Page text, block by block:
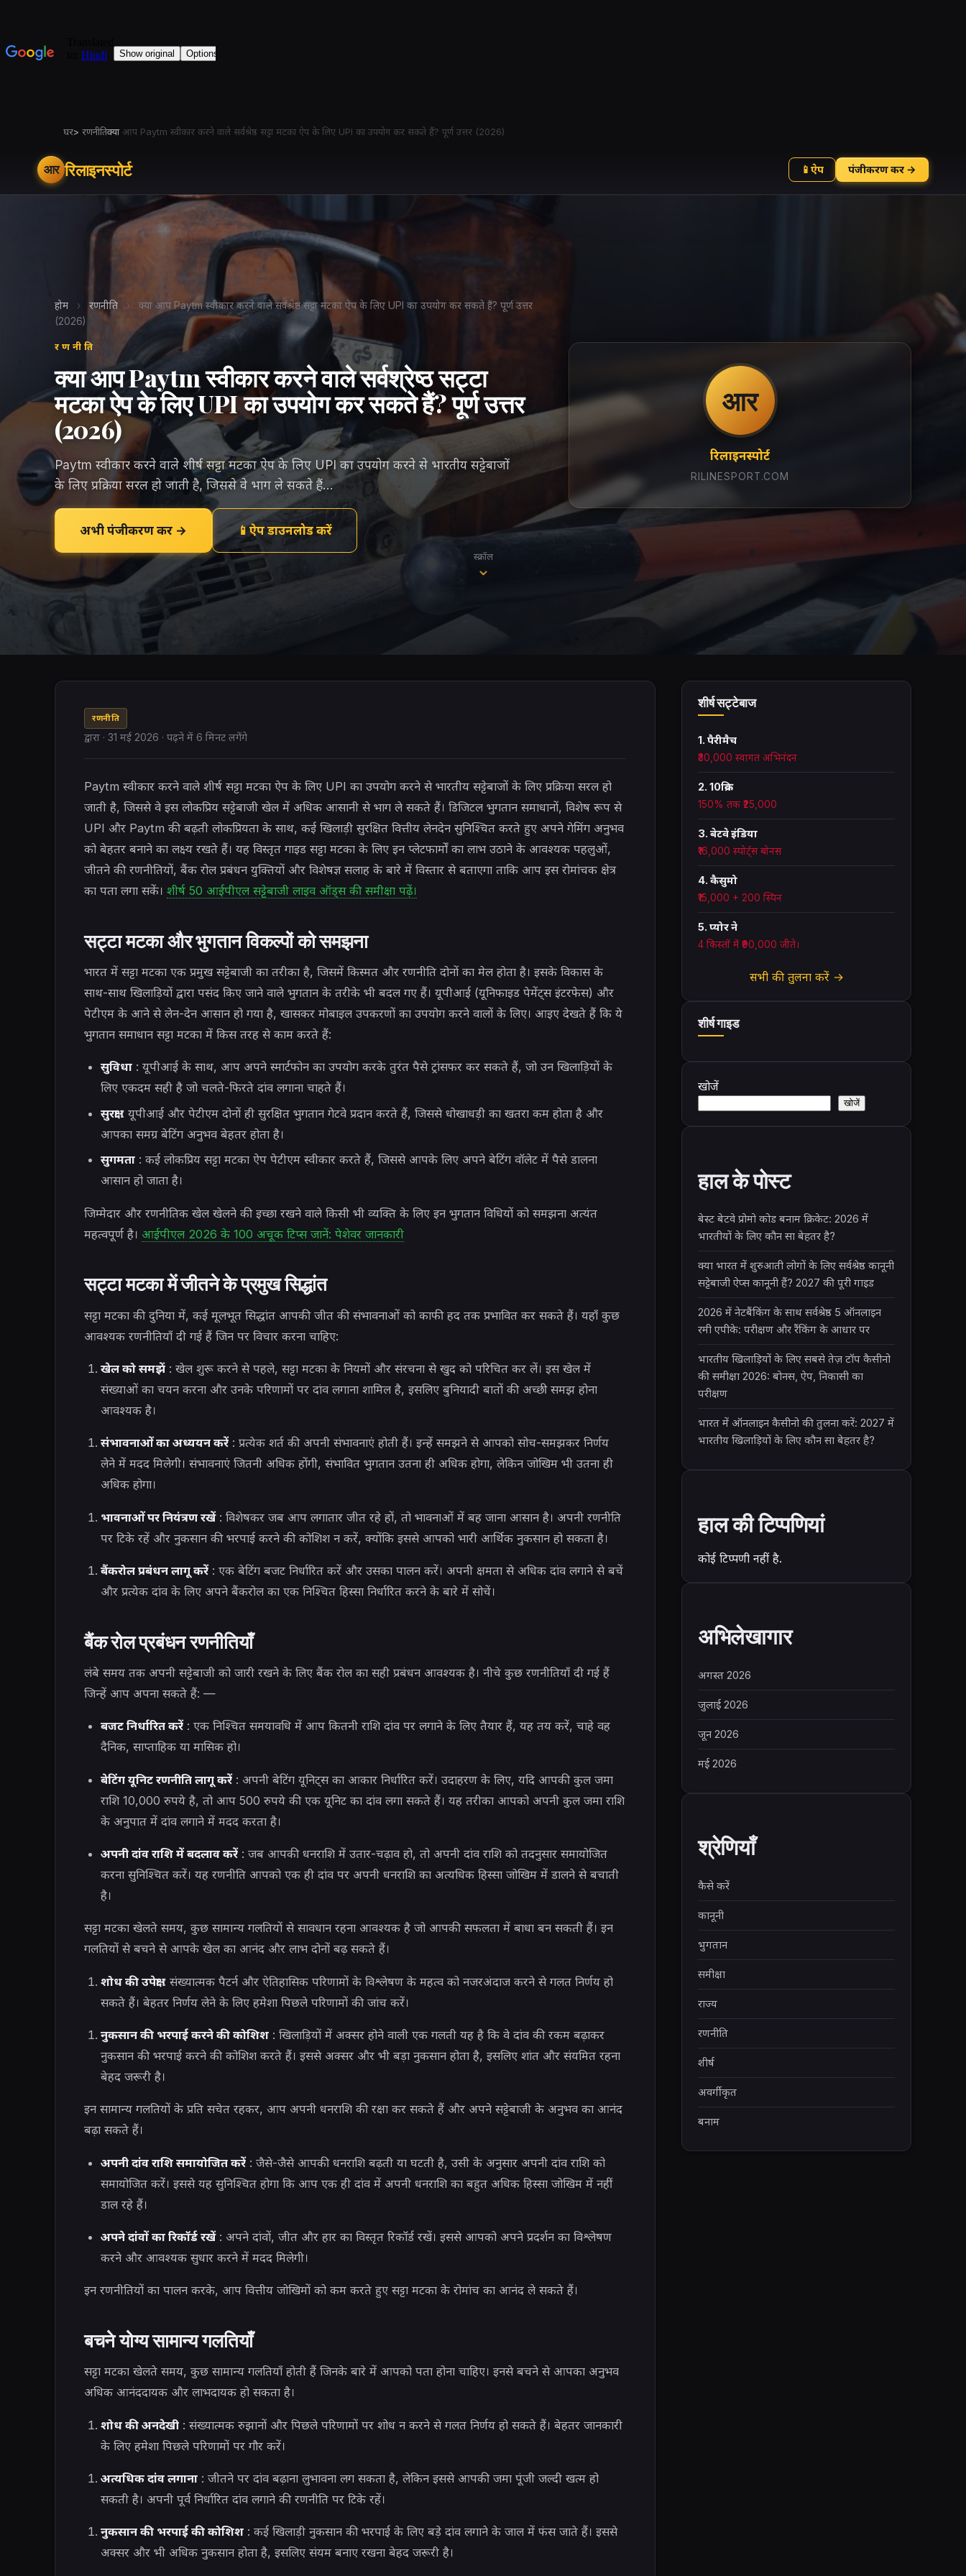
घर> रणनीतिक्या आप Paytm स्वीकार करने वाले सर्वश्रेष्ठ सट्टा मटका ऐप के लिए UPI का उपयोग कर सकते हैं? पूर्ण उत्तर (2026)
आर रिलाइनस्पोर्ट 📱 ऐप पंजीकरण करें →
होम › रणनीति ›
क्या आप Paytm स्वीकार करने वाले सर्वश्रेष्ठ सट्टा मटका ऐप के लिए UPI का उपयोग कर सकते हैं? पूर्ण उत्तर
(2026)
रणनीति
क्या आप Paytm स्वीकार करने वाले सर्वश्रेष्ठ सट्टा
मटका ऐप के लिए UPI का उपयोग कर सकते हैं? पूर्ण उत्तर
(2026)
Paytm स्वीकार करने वाले शीर्ष सट्टा मटका ऐप के लिए UPI का उपयोग करने से भारतीय सट्टेबाजों
के लिए प्रक्रिया सरल हो जाती है, जिससे वे भाग ले सकते हैं…
अभी पंजीकरण करें → 📱ऐप डाउनलोड करें
आर
रिलाइनस्पोर्ट
RILINESPORT.COM
स्क्रॉल
रणनीति
द्वारा · 31 मई 2026 · पढ़ने में 6 मिनट लगेंगे
Paytm स्वीकार करने वाले शीर्ष सट्टा मटका ऐप के लिए UPI का उपयोग करने से भारतीय सट्टेबाजों के लिए प्रक्रिया सरल हो
जाती है, जिससे वे इस लोकप्रिय सट्टेबाजी खेल में अधिक आसानी से भाग ले सकते हैं। डिजिटल भुगतान समाधानों, विशेष रूप से
UPI और Paytm की बढ़ती लोकप्रियता के साथ, कई खिलाड़ी सुरक्षित वित्तीय लेनदेन सुनिश्चित करते हुए अपने गेमिंग अनुभव
को बेहतर बनाने का लक्ष्य रखते हैं। यह विस्तृत गाइड सट्टा मटका के लिए इन प्लेटफार्मों का लाभ उठाने के आवश्यक पहलुओं,
जीतने की रणनीतियों, बैंक रोल प्रबंधन युक्तियों और विशेषज्ञ सलाह के बारे में विस्तार से बताएगा ताकि आप इस रोमांचक क्षेत्र
का पता लगा सकें। शीर्ष 50 आईपीएल सट्टेबाजी लाइव ऑड्स की समीक्षा पढ़ें।
सट्टा मटका और भुगतान विकल्पों को समझना
भारत में सट्टा मटका एक प्रमुख सट्टेबाजी का तरीका है, जिसमें किस्मत और रणनीति दोनों का मेल होता है। इसके विकास के
साथ-साथ खिलाड़ियों द्वारा पसंद किए जाने वाले भुगतान के तरीके भी बदल गए हैं। यूपीआई (यूनिफाइड पेमेंट्स इंटरफेस) और
पेटीएम के आने से लेन-देन आसान हो गया है, खासकर मोबाइल उपकरणों का उपयोग करने वालों के लिए। आइए देखते हैं कि ये
भुगतान समाधान सट्टा मटका में किस तरह से काम करते हैं:
सुविधा: यूपीआई के साथ, आप अपने स्मार्टफोन का उपयोग करके तुरंत पैसे ट्रांसफर कर सकते हैं, जो उन खिलाड़ियों के
लिए एकदम सही है जो चलते-फिरते दांव लगाना चाहते हैं।
सुरक्षा: यूपीआई और पेटीएम दोनों ही सुरक्षित भुगतान गेटवे प्रदान करते हैं, जिससे धोखाधड़ी का खतरा कम होता है और
आपका समग्र बेटिंग अनुभव बेहतर होता है।
सुगमता: कई लोकप्रिय सट्टा मटका ऐप पेटीएम स्वीकार करते हैं, जिससे आपके लिए अपने बेटिंग वॉलेट में पैसे डालना
आसान हो जाता है।
जिम्मेदार और रणनीतिक खेल खेलने की इच्छा रखने वाले किसी भी व्यक्ति के लिए इन भुगतान विधियों को समझना अत्यंत
महत्वपूर्ण है। आईपीएल 2026 के 100 अचूक टिप्स जानें: पेशेवर जानकारी
सट्टा मटका में जीतने के प्रमुख सिद्धांत
सट्टा मटका की दुनिया में, कई मूलभूत सिद्धांत आपकी जीत की संभावनाओं को काफी हद तक प्रभावित कर सकते हैं। यहाँ कुछ
आवश्यक रणनीतियाँ दी गई हैं जिन पर विचार करना चाहिए:
खेल को समझें: खेल शुरू करने से पहले, सट्टा मटका के नियमों और संरचना से खुद को परिचित कर लें। इस खेल में
संख्याओं का चयन करना और उनके परिणामों पर दांव लगाना शामिल है, इसलिए बुनियादी बातों की अच्छी समझ होना
आवश्यक है।
संभावनाओं का अध्ययन करें: प्रत्येक शर्त की अपनी संभावनाएं होती हैं। इन्हें समझने से आपको सोच-समझकर निर्णय
लेने में मदद मिलेगी। संभावनाएं जितनी अधिक होंगी, संभावित भुगतान उतना ही अधिक होगा, लेकिन जोखिम भी उतना ही
अधिक होगा।
भावनाओं पर नियंत्रण रखें: विशेषकर जब आप लगातार जीत रहे हों, तो भावनाओं में बह जाना आसान है। अपनी रणनीति
पर टिके रहें और नुकसान की भरपाई करने की कोशिश न करें, क्योंकि इससे आपको भारी आर्थिक नुकसान हो सकता है।
बैंकरोल प्रबंधन लागू करें: एक बेटिंग बजट निर्धारित करें और उसका पालन करें। अपनी क्षमता से अधिक दांव लगाने से बचें
और प्रत्येक दांव के लिए अपने बैंकरोल का एक निश्चित हिस्सा निर्धारित करने के बारे में सोचें।
बैंक रोल प्रबंधन रणनीतियाँ
लंबे समय तक अपनी सट्टेबाजी को जारी रखने के लिए बैंक रोल का सही प्रबंधन आवश्यक है। नीचे कुछ रणनीतियाँ दी गई हैं
जिन्हें आप अपना सकते हैं: —
बजट निर्धारित करें: एक निश्चित समयावधि में आप कितनी राशि दांव पर लगाने के लिए तैयार हैं, यह तय करें, चाहे वह
दैनिक, साप्ताहिक या मासिक हो।
बेटिंग यूनिट रणनीति लागू करें: अपनी बेटिंग यूनिट्स का आकार निर्धारित करें। उदाहरण के लिए, यदि आपकी कुल जमा
राशि 10,000 रुपये है, तो आप 500 रुपये की एक यूनिट का दांव लगा सकते हैं। यह तरीका आपको अपनी कुल जमा राशि
के अनुपात में दांव लगाने में मदद करता है।
अपनी दांव राशि में बदलाव करें: जब आपकी धनराशि में उतार-चढ़ाव हो, तो अपनी दांव राशि को तदनुसार समायोजित
करना सुनिश्चित करें। यह रणनीति आपको एक ही दांव पर अपनी धनराशि का अत्यधिक हिस्सा जोखिम में डालने से बचाती
है।
सट्टा मटका खेलते समय, कुछ सामान्य गलतियों से सावधान रहना आवश्यक है जो आपकी सफलता में बाधा बन सकती हैं। इन
गलतियों से बचने से आपके खेल का आनंद और लाभ दोनों बढ़ सकते हैं।
शोध की उपेक्षा: संख्यात्मक पैटर्न और ऐतिहासिक परिणामों के विश्लेषण के महत्व को नजरअंदाज करने से गलत निर्णय हो
सकते हैं। बेहतर निर्णय लेने के लिए हमेशा पिछले परिणामों की जांच करें।
नुकसान की भरपाई करने की कोशिश: खिलाड़ियों में अक्सर होने वाली एक गलती यह है कि वे दांव की रकम बढ़ाकर
नुकसान की भरपाई करने की कोशिश करते हैं। इससे अक्सर और भी बड़ा नुकसान होता है, इसलिए शांत और संयमित रहना
बेहद जरूरी है।
इन सामान्य गलतियों के प्रति सचेत रहकर, आप अपनी धनराशि की रक्षा कर सकते हैं और अपने सट्टेबाजी के अनुभव का आनंद
बढ़ा सकते हैं।
अपनी दांव राशि समायोजित करें: जैसे-जैसे आपकी धनराशि बढ़ती या घटती है, उसी के अनुसार अपनी दांव राशि को
समायोजित करें। इससे यह सुनिश्चित होगा कि आप एक ही दांव में अपनी धनराशि का बहुत अधिक हिस्सा जोखिम में नहीं
डाल रहे हैं।
अपने दांवों का रिकॉर्ड रखें: अपने दांवों, जीत और हार का विस्तृत रिकॉर्ड रखें। इससे आपको अपने प्रदर्शन का विश्लेषण
करने और आवश्यक सुधार करने में मदद मिलेगी।
इन रणनीतियों का पालन करके, आप वित्तीय जोखिमों को कम करते हुए सट्टा मटका के रोमांच का आनंद ले सकते हैं।
बचने योग्य सामान्य गलतियाँ
सट्टा मटका खेलते समय, कुछ सामान्य गलतियाँ होती हैं जिनके बारे में आपको पता होना चाहिए। इनसे बचने से आपका अनुभव
अधिक आनंददायक और लाभदायक हो सकता है।
शोध की अनदेखी: संख्यात्मक रुझानों और पिछले परिणामों पर शोध न करने से गलत निर्णय हो सकते हैं। बेहतर जानकारी
के लिए हमेशा पिछले परिणामों पर गौर करें।
अत्यधिक दांव लगाना: जीतने पर दांव बढ़ाना लुभावना लग सकता है, लेकिन इससे आपकी जमा पूंजी जल्दी खत्म हो
सकती है। अपनी पूर्व निर्धारित दांव लगाने की रणनीति पर टिके रहें।
नुकसान की भरपाई की कोशिश: कई खिलाड़ी नुकसान की भरपाई के लिए बड़े दांव लगाने के जाल में फंस जाते हैं। इससे
अक्सर और भी अधिक नुकसान होता है, इसलिए संयम बनाए रखना बेहद जरूरी है।
शीर्ष सट्टेबाज
1. पैरीमैच
₹30,000 स्वागत अभिनंदन
2. 10क्रिक
150% तक ₹25,000
3. बेटवे इंडिया
₹16,000 स्पोर्ट्स बोनस
4. कैसुमो
₹15,000 + 200 स्पिन
5. प्योर ने
4 किस्तों में ₹90,000 जीते।
सभी की तुलना करें →
शीर्ष गाइड
खोजें
खोजें
हाल के पोस्ट
बेस्ट बेटवे प्रोमो कोड बनाम क्रिकेट: 2026 में
भारतीयों के लिए कौन सा बेहतर है?
क्या भारत में शुरुआती लोगों के लिए सर्वश्रेष्ठ कानूनी
सट्टेबाजी ऐप्स कानूनी हैं? 2027 की पूरी गाइड
2026 में नेटबैंकिंग के साथ सर्वश्रेष्ठ 5 ऑनलाइन
रमी एपीके: परीक्षण और रैंकिंग के आधार पर
भारतीय खिलाड़ियों के लिए सबसे तेज़ टॉप कैसीनो
की समीक्षा 2026: बोनस, ऐप, निकासी का
परीक्षण
भारत में ऑनलाइन कैसीनो की तुलना करें: 2027 में
भारतीय खिलाड़ियों के लिए कौन सा बेहतर है?
हाल की टिप्पणियां
कोई टिप्पणी नहीं है.
अभिलेखागार
अगस्त 2026
जुलाई 2026
जून 2026
मई 2026
श्रेणियाँ
कैसे करें
कानूनी
भुगतान
समीक्षा
राज्य
रणनीति
शीर्ष
अवर्गीकृत
बनाम